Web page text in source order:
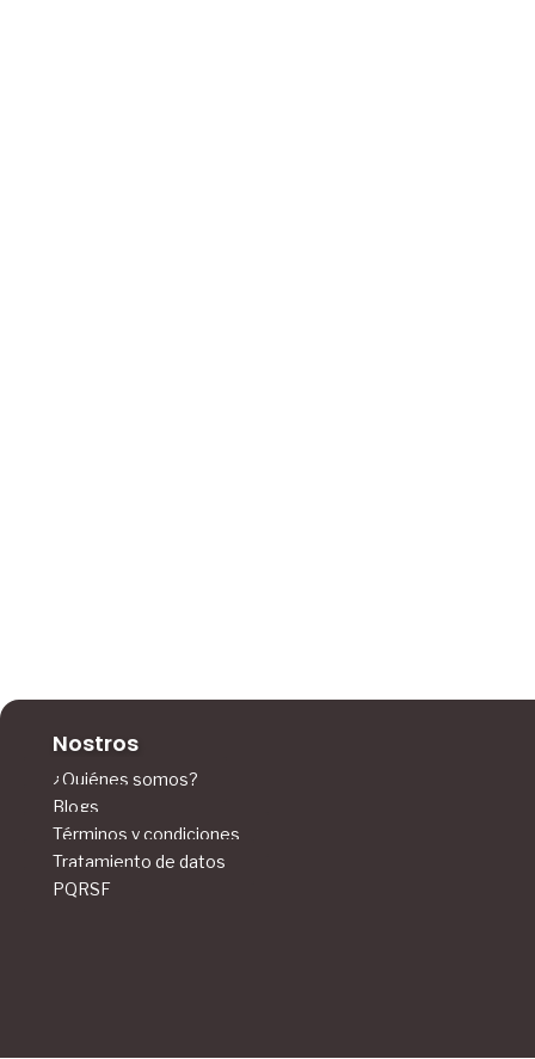
Nostros
¿Quiénes somos?
Blogs
Términos y condiciones
Tratamiento de datos
PQRSF